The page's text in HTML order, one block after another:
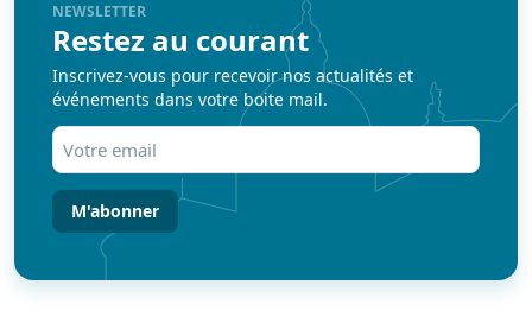
NEWSLETTER
Restez au courant
Inscrivez-vous pour recevoir nos actualités et
événements dans votre boite mail.
Votre
email
(Nécessaire)